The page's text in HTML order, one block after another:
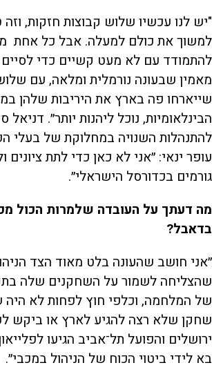
"יש לנו עכשיו שלוש קבוצות חזקות, וזה
למשוך את כולם למעלה. אבל כל אחת
להתמודד עם לא מעט קשיים כדי לסיים
מאמין שבעונה נורמלית ומלאה, עם
שייארחו פה בארץ את היריבות שלהן
הבינלאומיות, נוכל ליהנות יותר״. דניאל
להתנהלות השנויה במחלוקת של בעלי
עופר ינאי: ״אני לא כאן כדי לתת ציונים
גורמים בכדורסל הישראלי״.
מה דעתך על העובדה שלמרות הכול
בדאבל?
״אני חושב שהעונה בלט מאוד הצד
שהצליחה לשמור על השחקנים שלה
של המלחמה, וכלפי חוץ לפחות לא היה
שחקן שלא רצה להגיע לארץ או ביקש
ירושלים והפועל תל־אביב הגיעו
בא לידי ביטוי הכוח של הניהול במכבי״.